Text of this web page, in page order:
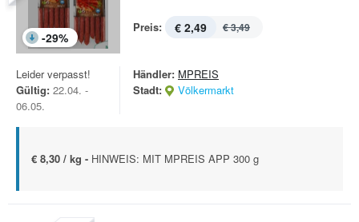
-29%
Preis: € 2,49 € 3,49
Leider verpasst!
Gültig: 22.04. -
06.05.
Händler: MPREIS
Stadt:
Völkermarkt
€ 8,30 / kg - HINWEIS: MIT MPREIS APP 300 g